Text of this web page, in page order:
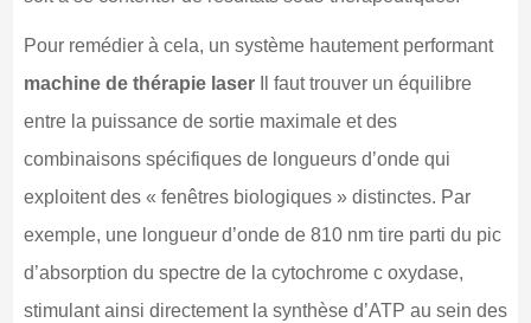
Pour remédier à cela, un système hautement performant
machine de thérapie laserIl faut trouver un équilibre
entre la puissance de sortie maximale et des
combinaisons spécifiques de longueurs d’onde qui
exploitent des « fenêtres biologiques » distinctes. Par
exemple, une longueur d’onde de 810 nm tire parti du pic
d’absorption du spectre de la cytochrome c oxydase,
stimulant ainsi directement la synthèse d’ATP au sein des